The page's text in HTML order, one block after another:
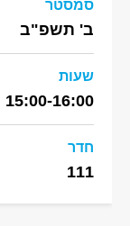
סמסטר
ב' תשפ"ב
שעות
15:00-16:00
חדר
111